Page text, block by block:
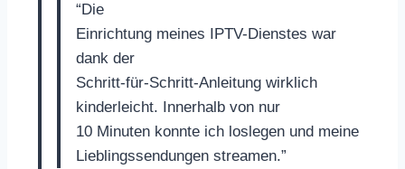
“Die
Einrichtung meines IPTV-Dienstes war
dank der
Schritt-für-Schritt-Anleitung wirklich
kinderleicht. Innerhalb von nur
10 Minuten konnte ich loslegen und meine
Lieblingssendungen streamen.”